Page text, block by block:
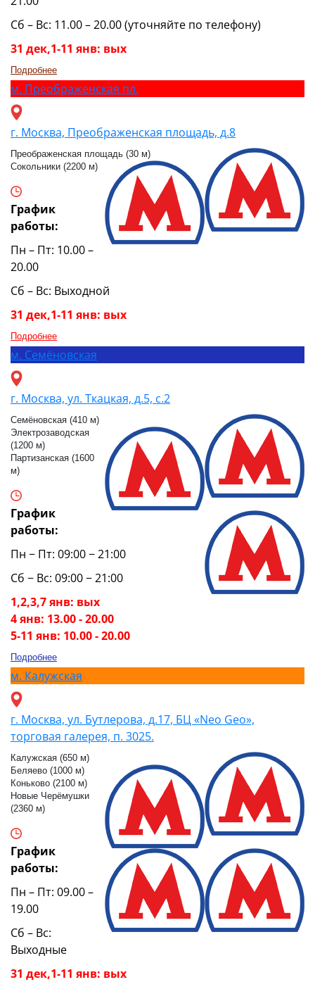
Сб – Вс: 11.00 – 20.00 (уточняйте по телефону)
31 дек,1-11 янв: вых
Подробнее
м. Преображенская пл.
г. Москва, Преображенская площадь, д.8
Преображенская площадь (30 м)
Сокольники (2200 м)
График
работы:
Пн – Пт: 10.00 –
20.00
Сб – Вс: Выходной
31 дек,1-11 янв: вых
Подробнее
м. Семёновская
г. Москва, ул. Ткацкая, д.5, с.2
Семёновская (410 м)
Электрозаводская
(1200 м)
Партизанская (1600
м)
График
работы:
Пн − Пт: 09:00 − 21:00
Сб − Вс: 09:00 − 21:00
1,2,3,7 янв: вых
4 янв: 13.00 - 20.00
5-11 янв: 10.00 - 20.00
Подробнее
м. Калужская
г. Москва, ул. Бутлерова, д.17, БЦ «Neo Geo»,
торговая галерея, п. 3025.
Калужская (650 м)
Беляево (1000 м)
Коньково (2100 м)
Новые Черёмушки
(2360 м)
График
работы:
Пн – Пт: 09.00 –
19.00
Сб – Вс:
Выходные
31 дек,1-11 янв: вых